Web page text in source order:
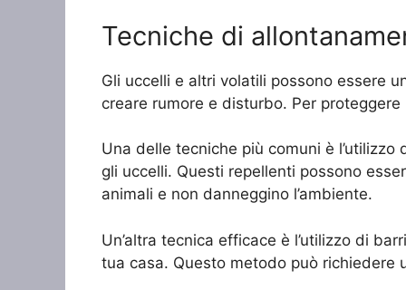
Tecniche di
Gli uccelli e altri volatili possono essere
creare rumore e disturbo. Per
Una delle tecniche più comuni è
gli uccelli. Questi repellenti possono
animali e non danneggino l’ambiente.
Un’altra tecnica efficace è l’utilizzo di
tua casa. Questo metodo può richiedere